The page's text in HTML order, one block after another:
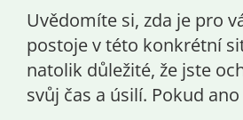
Uvědomíte si, zda je pro
postoje v této konkrétní
natolik důležité, že jste
svůj čas a úsilí. Pokud